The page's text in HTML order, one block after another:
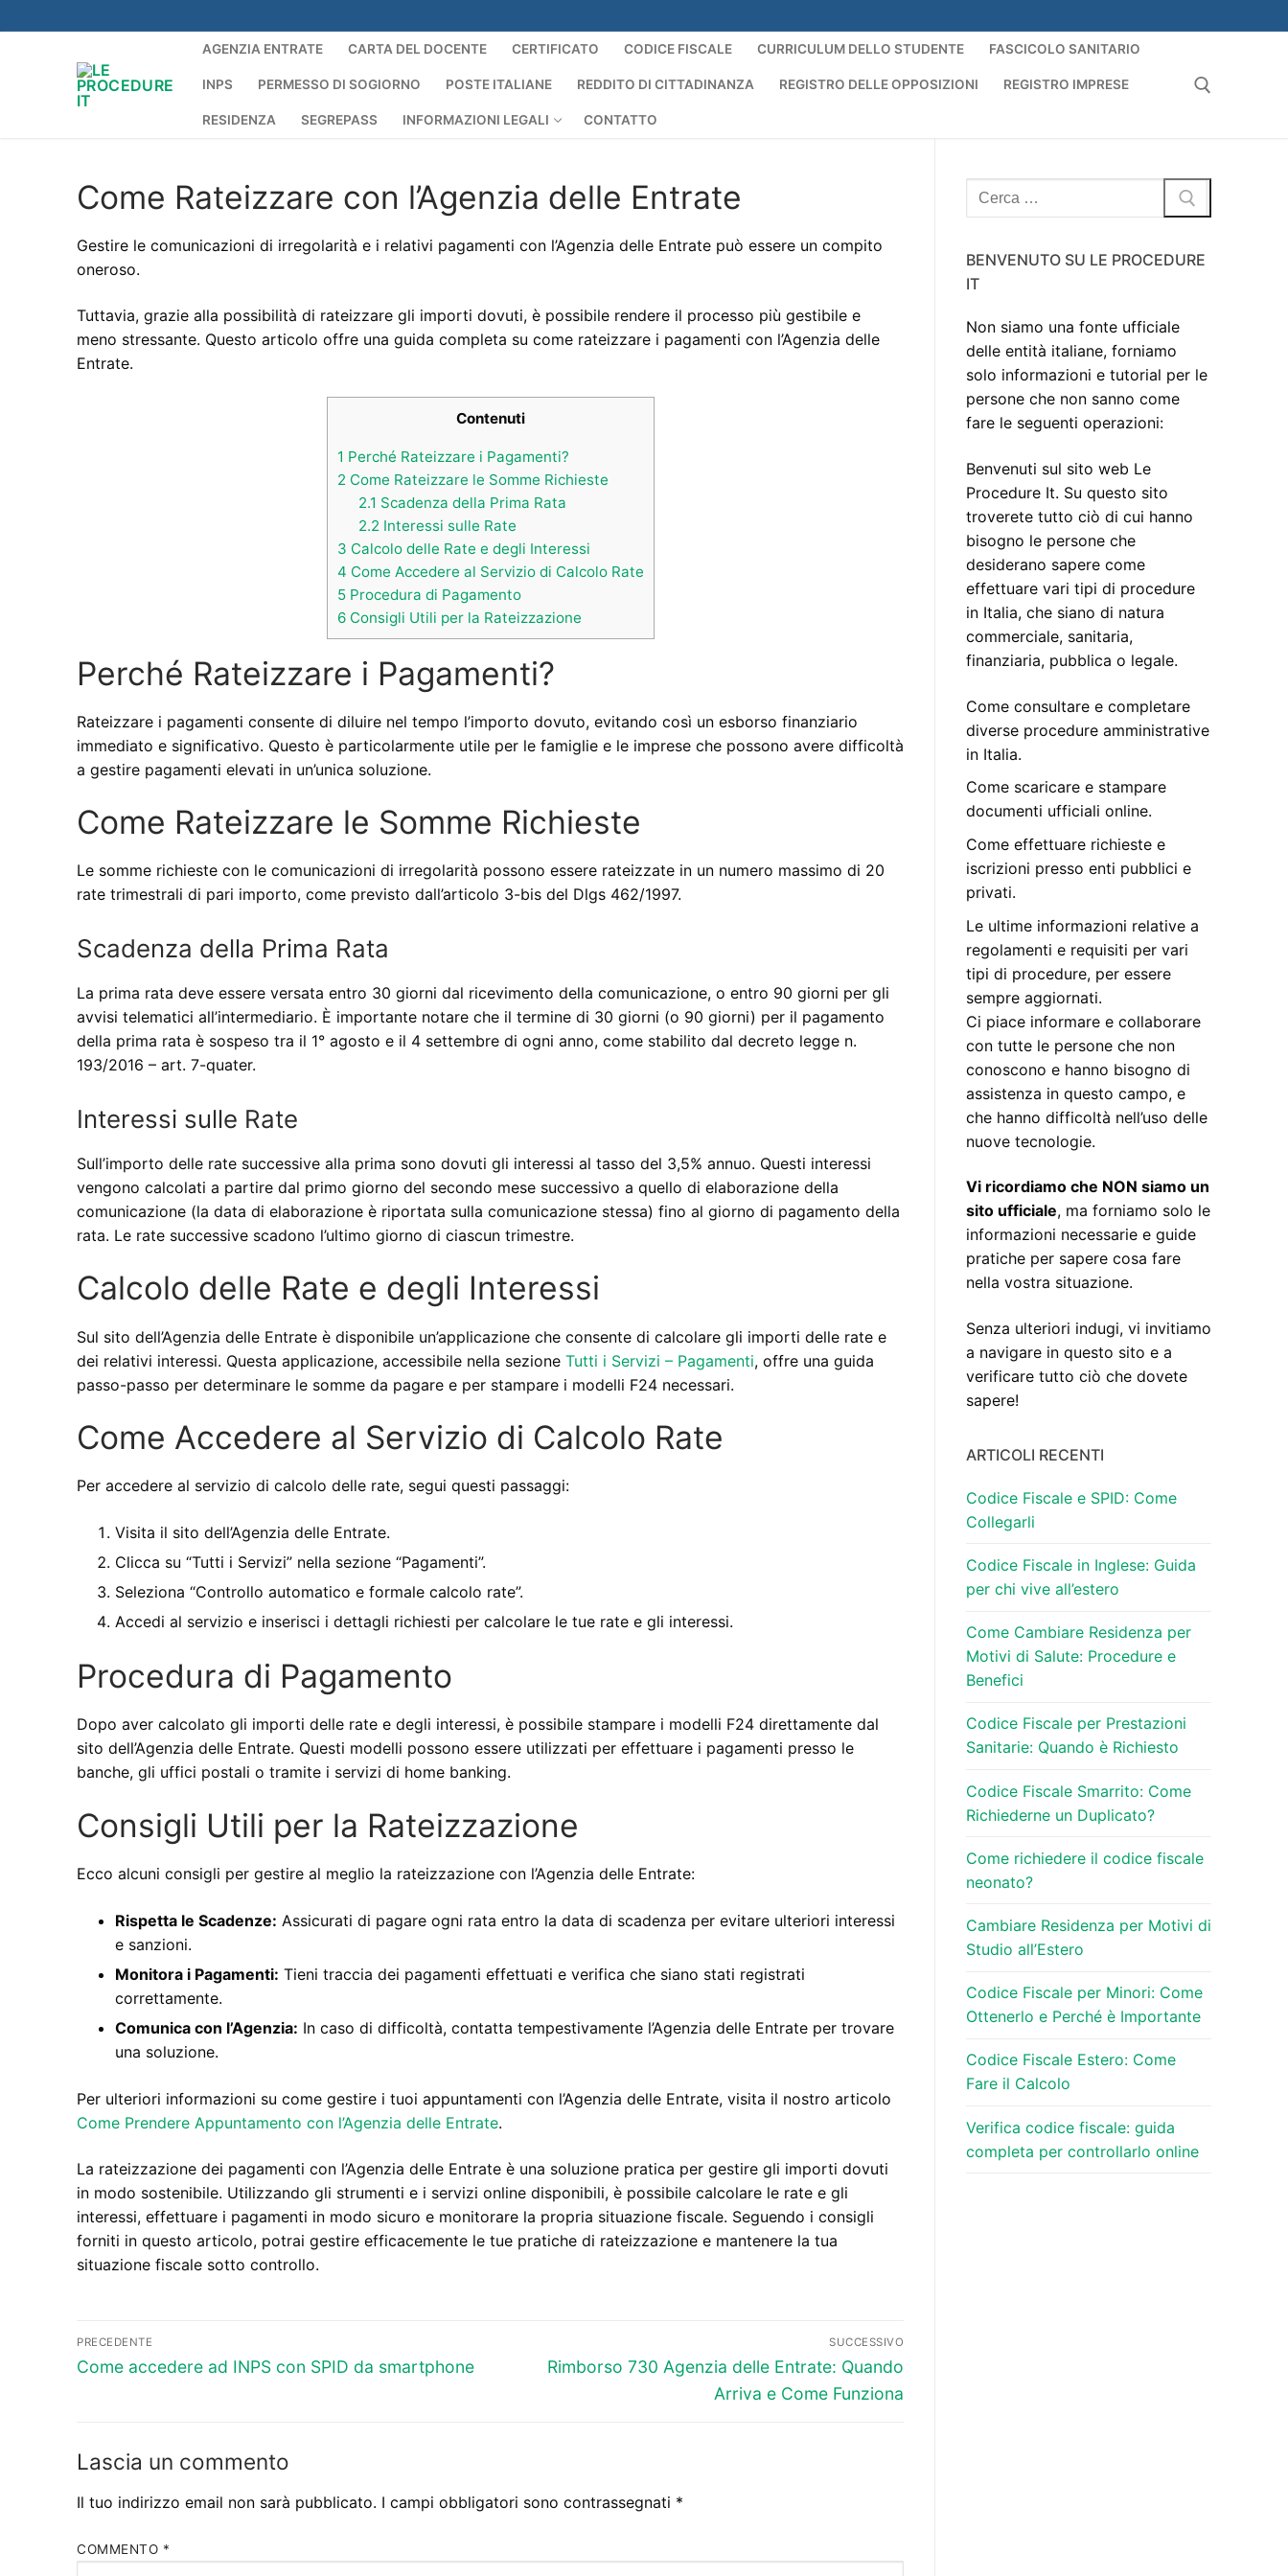
al
AGENZIA ENTRATE CARTA DEL DOCENTE CERTIFICATO CODICE FISCALE CURRICULUM DELLO STUDENTE FASCICOLO SANITARIO
INPS PERMESSO DI SOGIORNO POSTE ITALIANE REDDITO DI CITTADINANZA REGISTRO DELLE OPPOSIZIONI REGISTRO IMPRESE
RESIDENZA SEGREPASS INFORMAZIONI LEGALI CONTATTO
Come Rateizzare con l’Agenzia delle Entrate
Gestire le comunicazioni di irregolarità e i relativi pagamenti con l’Agenzia delle Entrate può essere un compito
oneroso.
Tuttavia, grazie alla possibilità di rateizzare gli importi dovuti, è possibile rendere il processo più gestibile e
meno stressante. Questo articolo offre una guida completa su come rateizzare i pagamenti con l’Agenzia delle
Entrate.
Contenuti
1 Perché Rateizzare i Pagamenti?
2 Come Rateizzare le Somme Richieste
2.1 Scadenza della Prima Rata
2.2 Interessi sulle Rate
3 Calcolo delle Rate e degli Interessi
4 Come Accedere al Servizio di Calcolo Rate
5Procedura di Pagamento
6Consigli Utili per la Rateizzazione
Perché Rateizzare i Pagamenti?
Rateizzare i pagamenti consente di diluire nel tempo l’importo dovuto, evitando così un esborso finanziario
immediato e significativo. Questo è particolarmente utile per le famiglie e le imprese che possono avere difficoltà
a gestire pagamenti elevati in un’unica soluzione.
Come Rateizzare le Somme Richieste
Le somme richieste con le comunicazioni di irregolarità possono essere rateizzate in un numero massimo di 20
rate trimestrali di pari importo, come previsto dall’articolo 3-bis del Dlgs 462/1997.
Scadenza della Prima Rata
La prima rata deve essere versata entro 30 giorni dal ricevimento della comunicazione, o entro 90 giorni per gli
avvisi telematici all’intermediario. È importante notare che il termine di 30 giorni (o 90 giorni) per il pagamento
della prima rata è sospeso tra il 1° agosto e il 4 settembre di ogni anno, come stabilito dal decreto legge n.
193/2016 – art. 7-quater.
Interessi sulle Rate
Sull’importo delle rate successive alla prima sono dovuti gli interessi al tasso del 3,5% annuo. Questi interessi
vengono calcolati a partire dal primo giorno del secondo mese successivo a quello di elaborazione della
comunicazione (la data di elaborazione è riportata sulla comunicazione stessa) fino al giorno di pagamento della
rata. Le rate successive scadono l’ultimo giorno di ciascun trimestre.
Calcolo delle Rate e degli Interessi
Sul sito dell’Agenzia delle Entrate è disponibile un’applicazione che consente di calcolare gli importi delle rate e
dei relativi interessi. Questa applicazione, accessibile nella sezione Tutti i Servizi – Pagamenti, offre una guida
passo-passo per determinare le somme da pagare e per stampare i modelli F24 necessari.
Come Accedere al Servizio di Calcolo Rate
Per accedere al servizio di calcolo delle rate, segui questi passaggi:
Visita il sito dell’Agenzia delle Entrate.
Clicca su “Tutti i Servizi” nella sezione “Pagamenti”.
Seleziona “Controllo automatico e formale calcolo rate”.
Accedi al servizio e inserisci i dettagli richiesti per calcolare le tue rate e gli interessi.
Procedura di Pagamento
Dopo aver calcolato gli importi delle rate e degli interessi, è possibile stampare i modelli F24 direttamente dal
sito dell’Agenzia delle Entrate. Questi modelli possono essere utilizzati per effettuare i pagamenti presso le
banche, gli uffici postali o tramite i servizi di home banking.
Consigli Utili per la Rateizzazione
Ecco alcuni consigli per gestire al meglio la rateizzazione con l’Agenzia delle Entrate:
Rispetta le Scadenze: Assicurati di pagare ogni rata entro la data di scadenza per evitare ulteriori interessi
e sanzioni.
Monitora i Pagamenti: Tieni traccia dei pagamenti effettuati e verifica che siano stati registrati
correttamente.
Comunica con l’Agenzia: In caso di difficoltà, contatta tempestivamente l’Agenzia delle Entrate per trovare
una soluzione.
Per ulteriori informazioni su come gestire i tuoi appuntamenti con l’Agenzia delle Entrate, visita il nostro articolo
Come Prendere Appuntamento con l’Agenzia delle Entrate.
La rateizzazione dei pagamenti con l’Agenzia delle Entrate è una soluzione pratica per gestire gli importi dovuti
in modo sostenibile. Utilizzando gli strumenti e i servizi online disponibili, è possibile calcolare le rate e gli
interessi, effettuare i pagamenti in modo sicuro e monitorare la propria situazione fiscale. Seguendo i consigli
forniti in questo articolo, potrai gestire efficacemente le tue pratiche di rateizzazione e mantenere la tua
situazione fiscale sotto controllo.
Navigazione
articoli
PRECEDENTE
Articolo
Come accedere ad INPS con SPID da smartphone
SUCCESSIVO
Articolo
Rimborso 730 Agenzia delle Entrate: Quando
Arriva e Come Funziona
Lascia un commento
Il tuo indirizzo email non sarà pubblicato. I campi obbligatori sono contrassegnati *
COMMENTO *
Cerca:
BENVENUTO SU LE PROCEDURE
IT
Non siamo una fonte ufficiale
delle entità italiane, forniamo
solo informazioni e tutorial per le
persone che non sanno come
fare le seguenti operazioni:
Benvenuti sul sito web Le
Procedure It. Su questo sito
troverete tutto ciò di cui hanno
bisogno le persone che
desiderano sapere come
effettuare vari tipi di procedure
in Italia, che siano di natura
commerciale, sanitaria,
finanziaria, pubblica o legale.
Come consultare e completare
diverse procedure amministrative
in Italia.
Come scaricare e stampare
documenti ufficiali online.
Come effettuare richieste e
iscrizioni presso enti pubblici e
privati.
Le ultime informazioni relative a
regolamenti e requisiti per vari
tipi di procedure, per essere
sempre aggiornati.
Ci piace informare e collaborare
con tutte le persone che non
conoscono e hanno bisogno di
assistenza in questo campo, e
che hanno difficoltà nell’uso delle
nuove tecnologie.
Vi ricordiamo che NON siamo un
sito ufficiale, ma forniamo solo le
informazioni necessarie e guide
pratiche per sapere cosa fare
nella vostra situazione.
Senza ulteriori indugi, vi invitiamo
a navigare in questo sito e a
verificare tutto ciò che dovete
sapere!
ARTICOLI RECENTI
Codice Fiscale e SPID: Come
Collegarli
Codice Fiscale in Inglese: Guida
per chi vive all’estero
Come Cambiare Residenza per
Motivi di Salute: Procedure e
Benefici
Codice Fiscale per Prestazioni
Sanitarie: Quando è Richiesto
Codice Fiscale Smarrito: Come
Richiederne un Duplicato?
Come richiedere il codice fiscale
neonato?
Cambiare Residenza per Motivi di
Studio all’Estero
Codice Fiscale per Minori: Come
Ottenerlo e Perché è Importante
Codice Fiscale Estero: Come
Fare il Calcolo
Verifica codice fiscale: guida
completa per controllarlo online